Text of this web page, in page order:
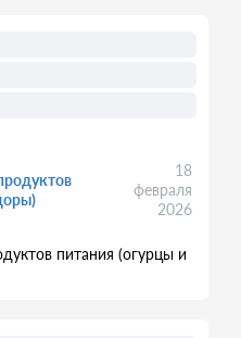
18
февраля
2026
питания (огурцы и